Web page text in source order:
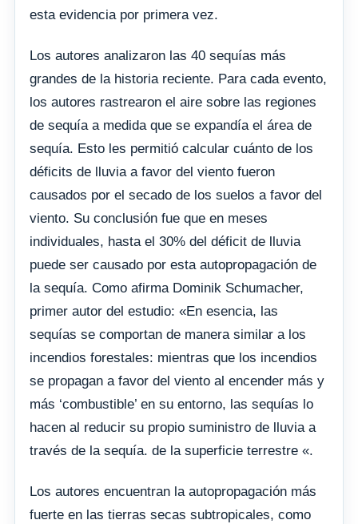
esta evidencia por primera vez.
Los autores analizaron las 40 sequías más
grandes de la historia reciente. Para cada evento,
los autores rastrearon el aire sobre las regiones
de sequía a medida que se expandía el área de
sequía. Esto les permitió calcular cuánto de los
déficits de lluvia a favor del viento fueron
causados ​​por el secado de los suelos a favor del
viento. Su conclusión fue que en meses
individuales, hasta el 30% del déficit de lluvia
puede ser causado por esta autopropagación de
la sequía. Como afirma Dominik Schumacher,
primer autor del estudio: «En esencia, las
sequías se comportan de manera similar a los
incendios forestales: mientras que los incendios
se propagan a favor del viento al encender más y
más ‘combustible’ en su entorno, las sequías lo
hacen al reducir su propio suministro de lluvia a
través de la sequía. de la superficie terrestre «.
Los autores encuentran la autopropagación más
fuerte en las tierras secas subtropicales, como